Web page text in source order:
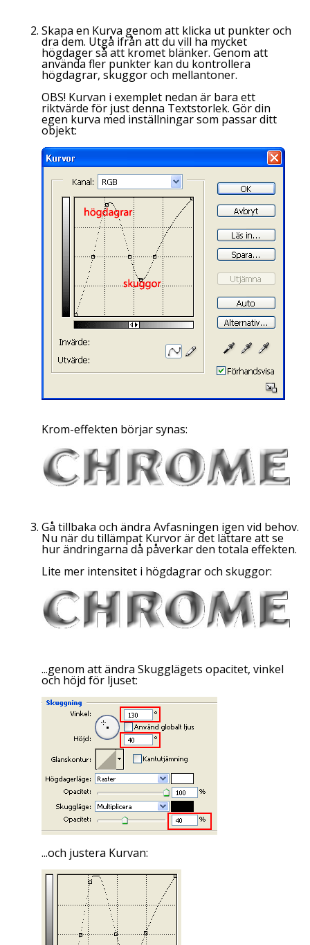
Skapa en Kurva genom att klicka ut punkter och
dra dem. Utgå ifrån att du vill ha mycket
högdager så att kromet blänker. Genom att
använda fler punkter kan du kontrollera
högdagrar, skuggor och mellantoner.
OBS! Kurvan i exemplet nedan är bara ett
riktvärde för just denna Textstorlek. Gör din
egen kurva med inställningar som passar ditt
objekt:
Krom-effekten börjar synas:
Gå tillbaka och ändra Avfasningen igen vid behov.
Nu när du tillämpat Kurvor är det lättare att se
hur ändringarna då påverkar den totala effekten.
Lite mer intensitet i högdagrar och skuggor:
...genom att ändra Skugglägets opacitet, vinkel
och höjd för ljuset:
...och justera Kurvan: